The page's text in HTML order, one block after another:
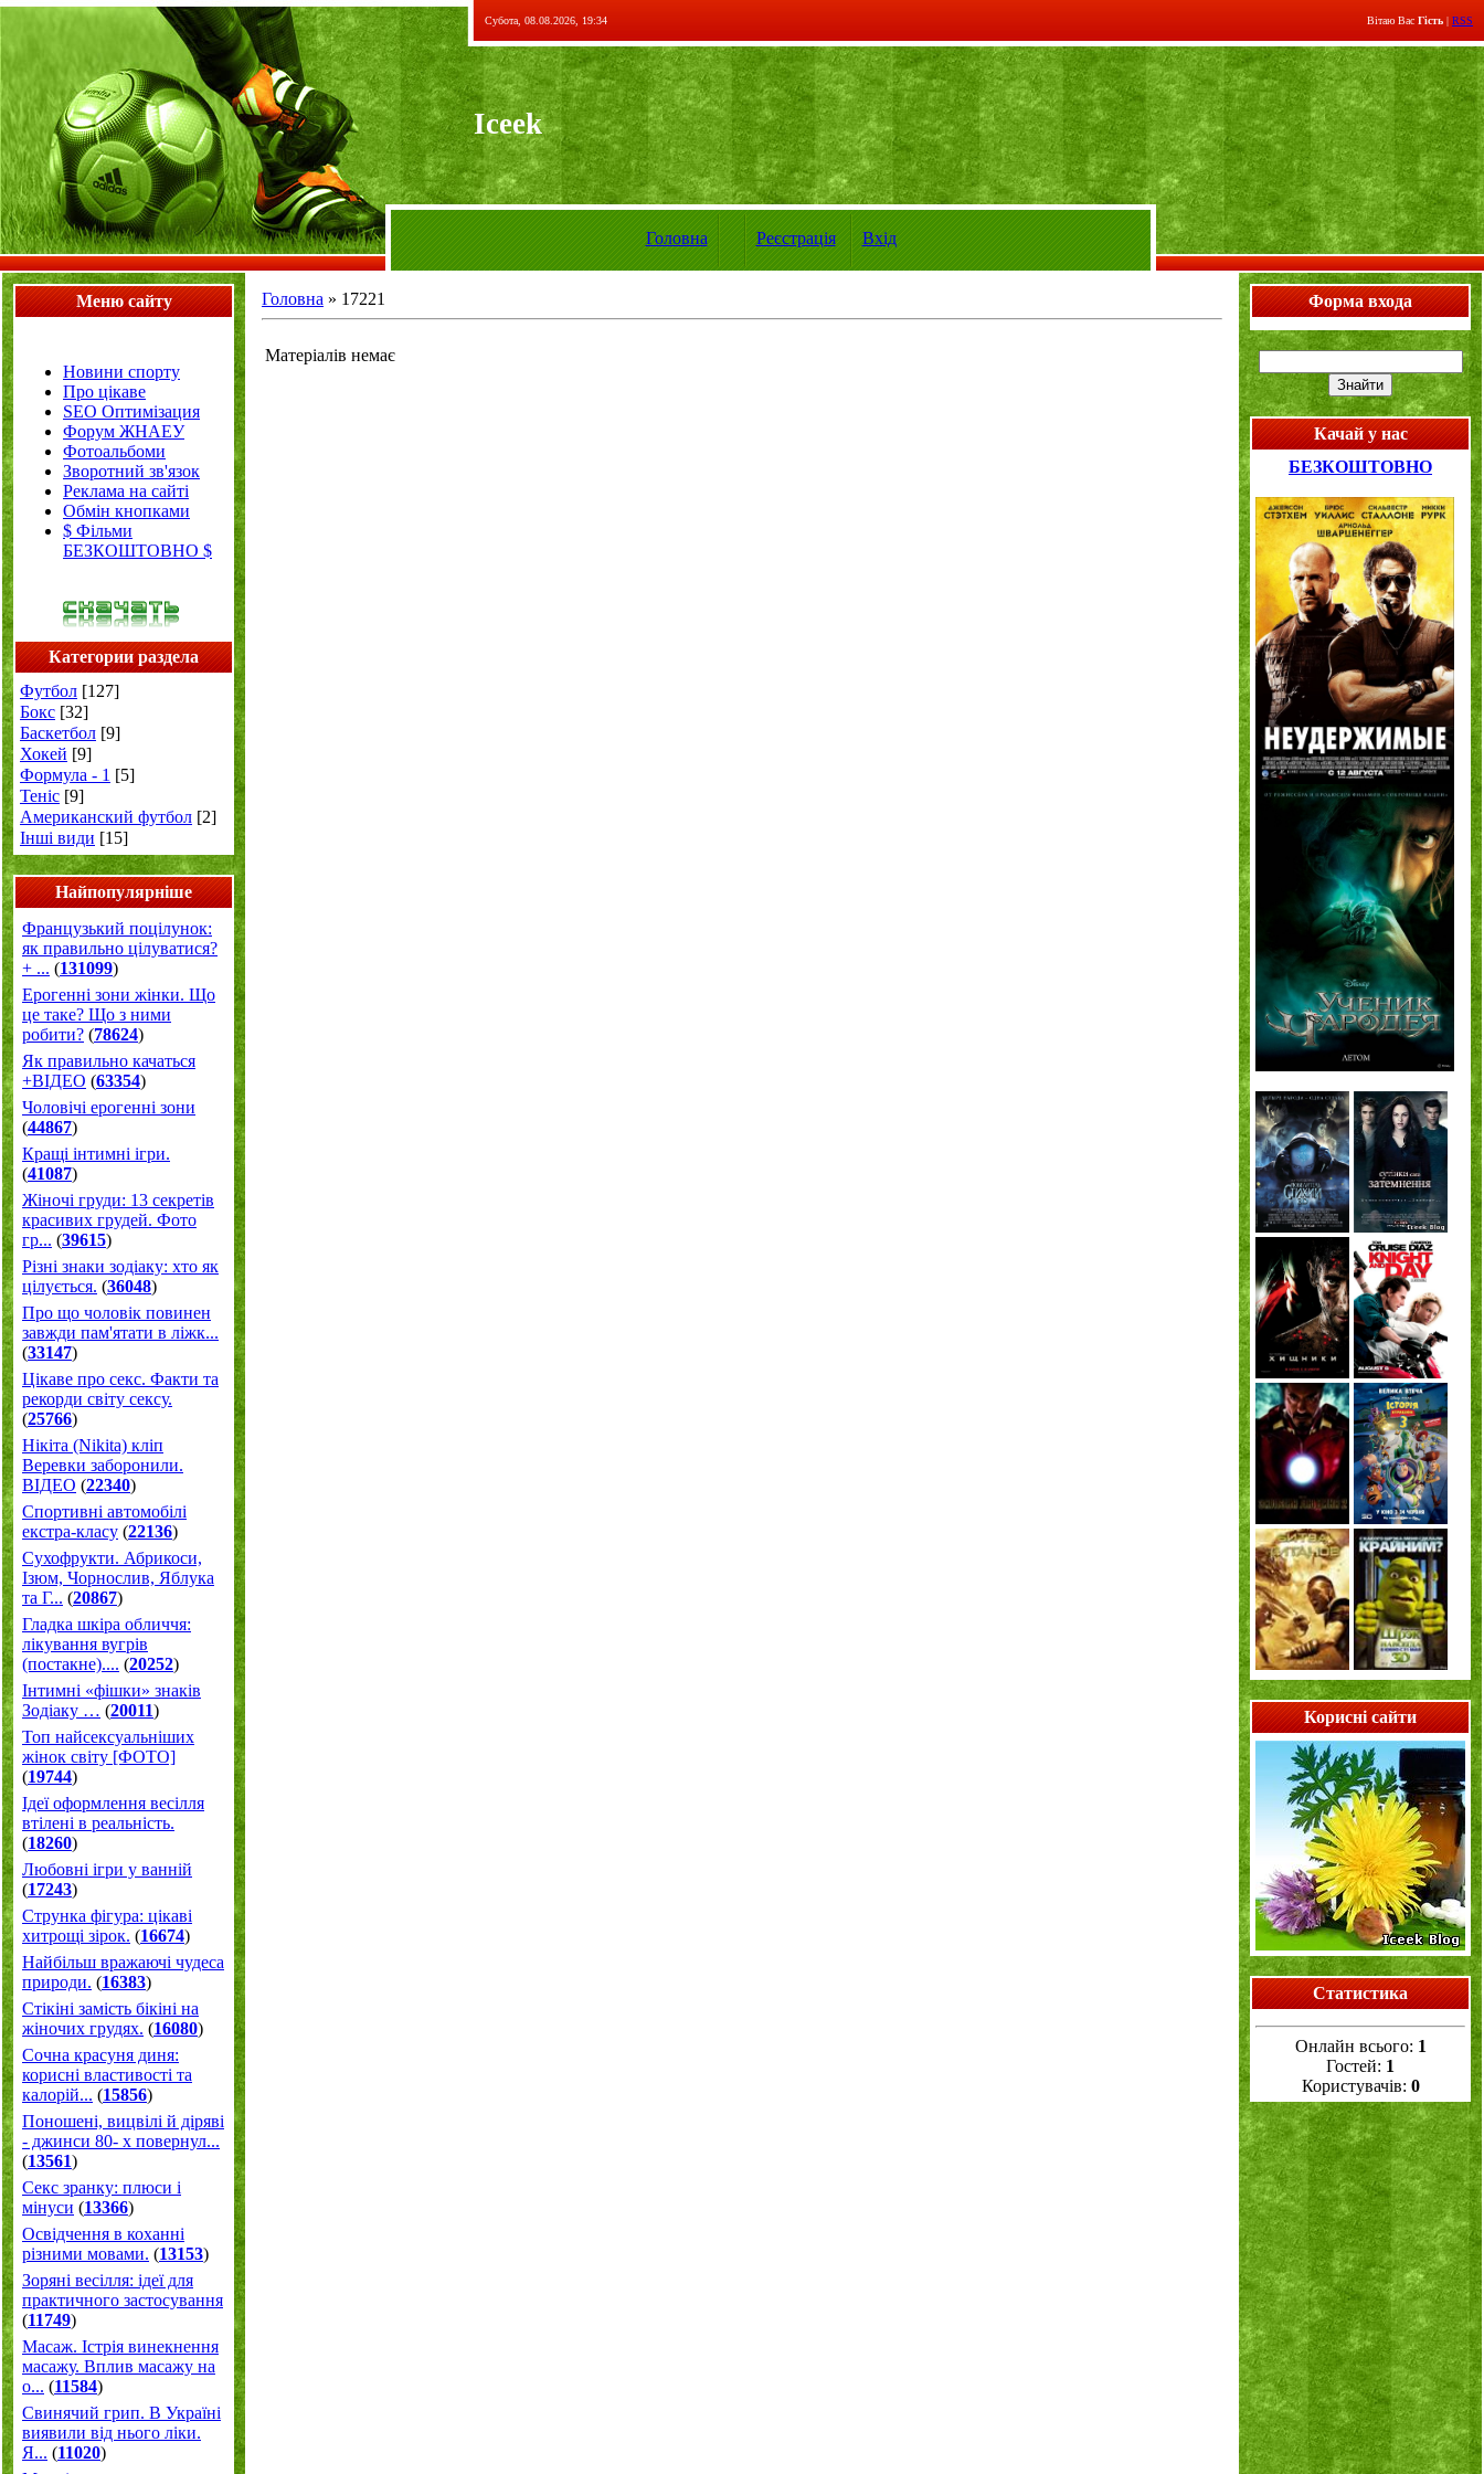
Субота, 08.08.2026, 19:34 Вітаю Вас Гість | RSS
Iceek
Головна Реєстрація Вхід
Меню сайту
Новини спорту
Про цікаве
SEO Оптимізация
Форум ЖНАЕУ
Фотоальбоми
Зворотний зв'язок
Реклама на сайті
Обмін кнопками
$ Фільми
БЕЗКОШТОВНО $
Категории раздела
Футбол [127]
Бокс [32]
Баскетбол [9]
Хокей [9]
Формула - 1 [5]
Теніс [9]
Американский футбол [2]
Інші види [15]
Найпопулярніше
Французький поцілунок:
як правильно цілуватися?
+ ... (131099)
Ерогенні зони жінки. Що
це таке? Що з ними
робити? (78624)
Як правильно качаться
+ВІДЕО (63354)
Чоловічі ерогенні зони
(44867)
Кращі інтимні ігри.
(41087)
Жіночі груди: 13 секретів
красивих грудей. Фото
гр... (39615)
Різні знаки зодіаку: хто як
цілується. (36048)
Про що чоловік повинен
завжди пам'ятати в ліжк...
(33147)
Цікаве про секс. Факти та
рекорди світу сексу.
(25766)
Нікіта (Nikita) кліп
Веревки заборонили.
ВІДЕО (22340)
Спортивні автомобілі
екстра-класу (22136)
Cухофрукти. Абрикоси,
Ізюм, Чорнослив, Яблука
та Г... (20867)
Гладка шкіра обличчя:
лікування вугрів
(постакне).... (20252)
Інтимні «фішки» знаків
Зодіаку … (20011)
Топ найсексуальніших
жінок світу [ФОТО]
(19744)
Ідеї оформлення весілля
втілені в реальність.
(18260)
Любовні ігри у ванній
(17243)
Струнка фігура: цікаві
хитрощі зірок. (16674)
Найбільш вражаючі чудеса
природи. (16383)
Стікіні замість бікіні на
жіночих грудях. (16080)
Сочна красуня диня:
корисні властивості та
калорій... (15856)
Поношені, вицвілі й діряві
- джинси 80- х повернул...
(13561)
Секс зранку: плюси і
мінуси (13366)
Освідчення в коханні
різними мовами. (13153)
Зоряні весілля: ідеї для
практичного застосування
(11749)
Масаж. Істрія винекнення
масажу. Вплив масажу на
о... (11584)
Свинячий грип. В Україні
виявили від нього ліки.
Я... (11020)
Головна » 17221
Матеріалів немає
Форма входа
Качай у нас
БЕЗКОШТОВНО
Корисні сайти
Статистика
Онлайн всього: 1
Гостей: 1
Користувачів: 0